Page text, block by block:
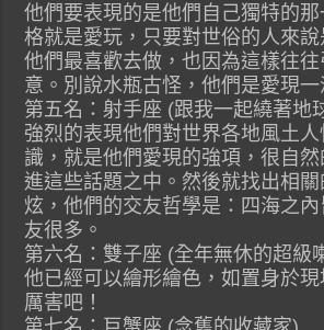
他們要表現的是他們自己獨特的
格就是愛玩，只要對世俗的人來說
他們最喜歡去做，也因為這樣往
意。別說水瓶古怪，他們是愛現一
第五名：射手座 (跟我一起繞著地
強烈的表現他們對世界各地風土
識，就是他們愛現的強項，很自
進這些話題之中。然後就找出相
炫，他們的交友哲學是：四海之
友很多。
第六名：雙子座 (全年無休的超級
他已經可以繪形繪色，如置身於現
厲害吧！